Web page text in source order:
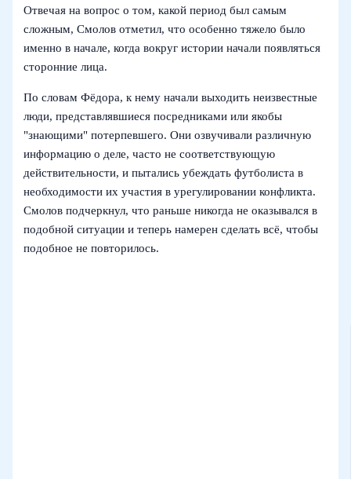
Отвечая на вопрос о том, какой период был самым
сложным, Смолов отметил, что особенно тяжело было
именно в начале, когда вокруг истории начали появляться
сторонние лица.
По словам Фёдора, к нему начали выходить неизвестные
люди, представлявшиеся посредниками или якобы
"знающими" потерпевшего. Они озвучивали различную
информацию о деле, часто не соответствующую
действительности, и пытались убеждать футболиста в
необходимости их участия в урегулировании конфликта.
Смолов подчеркнул, что раньше никогда не оказывался в
подобной ситуации и теперь намерен сделать всё, чтобы
подобное не повторилось.